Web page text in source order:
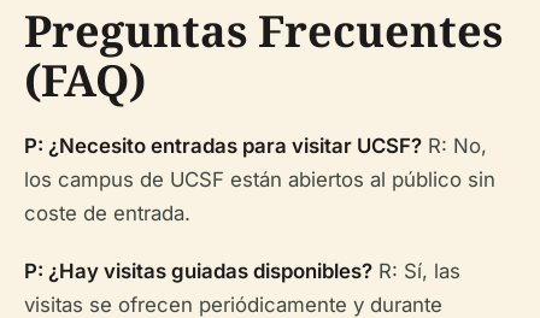
Preguntas Frecuentes
(FAQ)
P: ¿Necesito entradas para visitar UCSF? R: No,
los campus de UCSF están abiertos al público sin
coste de entrada.
P: ¿Hay visitas guiadas disponibles? R: Sí, las
visitas se ofrecen periódicamente y durante